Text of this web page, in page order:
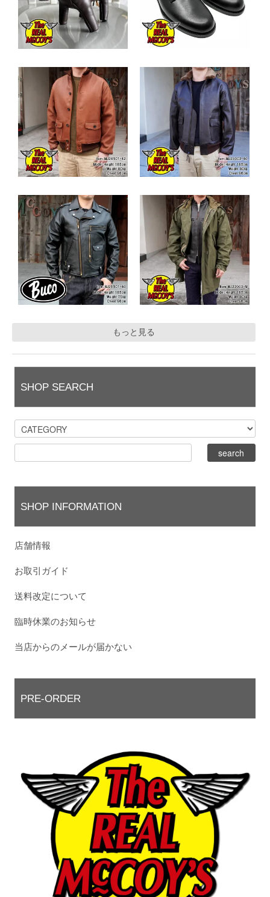
もっと見る
SHOP SEARCH
SHOP INFORMATION
店舗情報
お取引ガイド
送料改定について
臨時休業のお知らせ
当店からのメールが届かない
PRE-ORDER